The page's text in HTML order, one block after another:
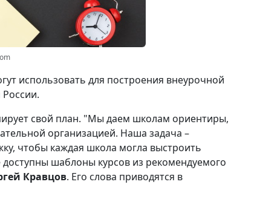
использовать для построения внеурочной
свой план. "Мы даем школам ориентиры,
организацией. Наша задача –
чтобы каждая школа могла выстроить
шаблоны курсов из рекомендуемого
Кравцов. Его слова приводятся в